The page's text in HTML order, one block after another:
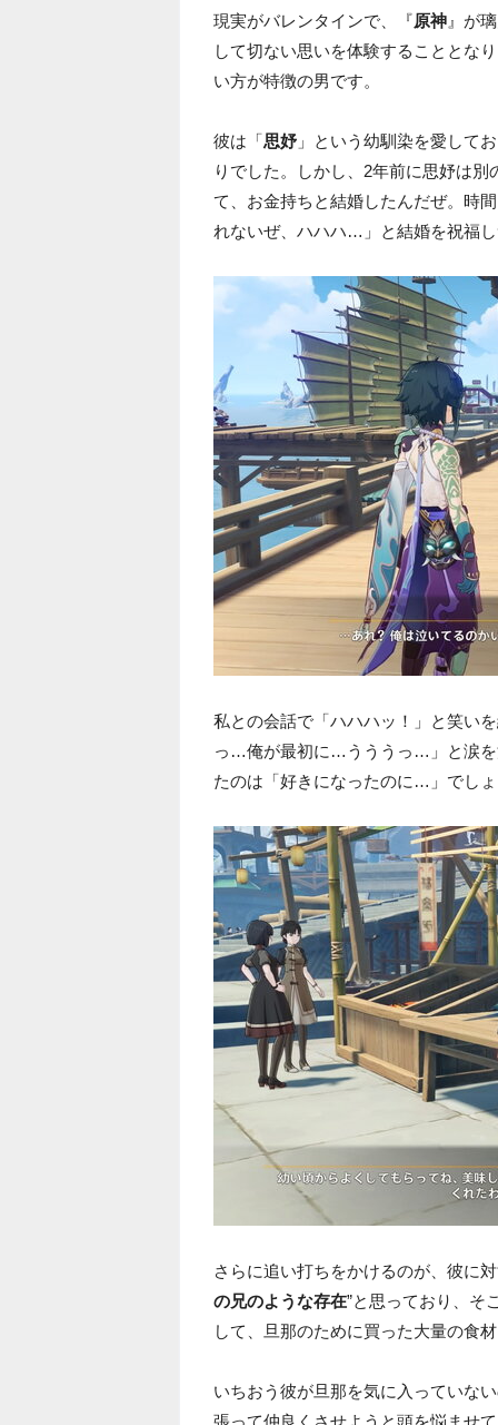
現実がバレンタインで、『原神 』が
して切ない思いを体験することとな
い方が特徴の男です。
彼は「思妤 」という幼馴染を愛して
りでした。しかし、2年前に思妤は別
て、お金持ちと結婚したんだぜ。時
れないぜ、ハハハ…」と結婚を祝福
私との会話で「ハハハッ！」と笑い
っ…俺が最初に…うううっ…」と涙を
たのは「好きになったのに…」でし
さらに追い打ちをかけるのが、彼に
の兄のような存在”と思っており、そ
して、旦那のために買った大量の食
いちおう彼が旦那を気に入っていな
張って仲良くさせようと頭を悩ませ